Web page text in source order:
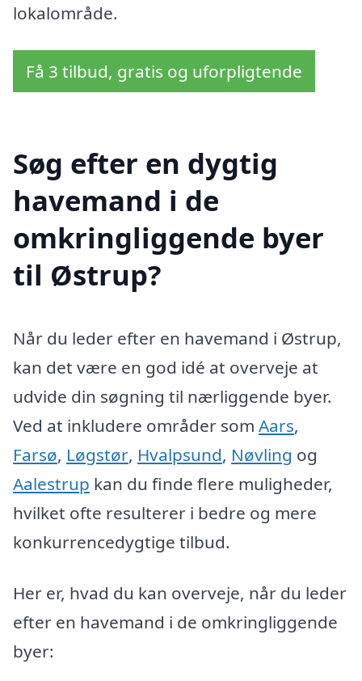
lokalområde.
Få 3 tilbud, gratis og uforpligtende
Søg efter en dygtig
havemand i de
omkringliggende byer
til Østrup?
Når du leder efter en havemand i Østrup,
kan det være en god idé at overveje at
udvide din søgning til nærliggende byer.
Ved at inkludere områder som Aars,
Farsø, Løgstør, Hvalpsund, Nøvling og
Aalestrup kan du finde flere muligheder,
hvilket ofte resulterer i bedre og mere
konkurrencedygtige tilbud.
Her er, hvad du kan overveje, når du leder
efter en havemand i de omkringliggende
byer: